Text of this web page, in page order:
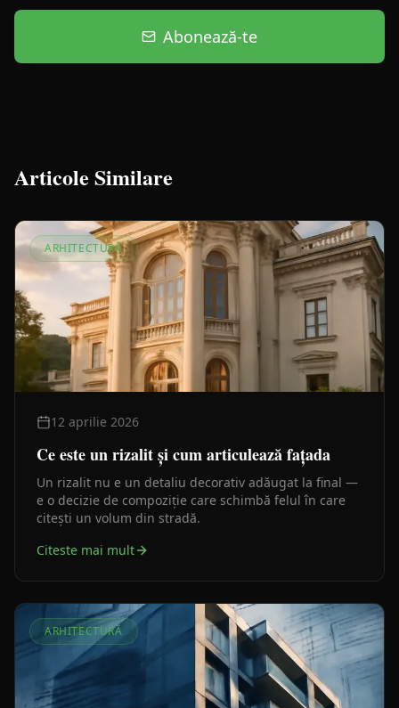
Abonează-te
Articole Similare
ARHITECTURĂ
12 aprilie 2026
Ce este un rizalit și cum articulează fațada
Un rizalit nu e un detaliu decorativ adăugat la final —
e o decizie de compoziție care schimbă felul în care
citești un volum din stradă.
Citeste mai mult
ARHITECTURĂ